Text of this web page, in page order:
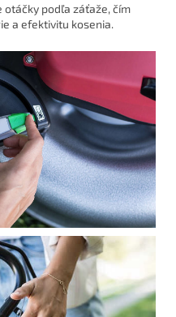
podľa záťaže, čím
a efektivitu kosenia.